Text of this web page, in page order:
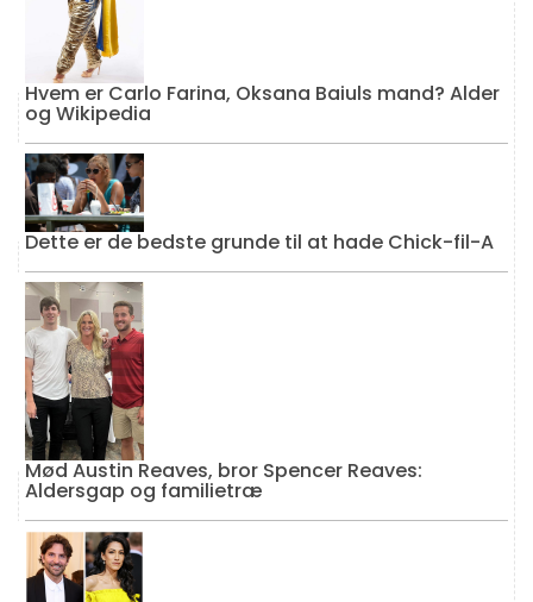
Hvem er Carlo Farina, Oksana Baiuls mand? Alder
og Wikipedia
Dette er de bedste grunde til at hade Chick-fil-A
Mød Austin Reaves, bror Spencer Reaves:
Aldersgap og familietræ